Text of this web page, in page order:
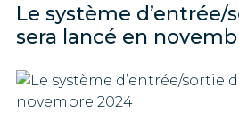
Le système d’entrée/
sera lancé en